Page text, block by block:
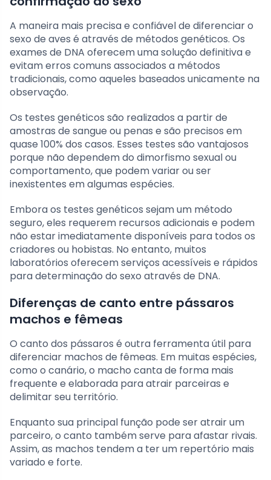
A maneira mais precisa e confiável de diferenciar o
sexo de aves é através de métodos genéticos. Os
exames de DNA oferecem uma solução definitiva e
evitam erros comuns associados a métodos
tradicionais, como aqueles baseados unicamente na
observação.
Os testes genéticos são realizados a partir de
amostras de sangue ou penas e são precisos em
quase 100% dos casos. Esses testes são vantajosos
porque não dependem do dimorfismo sexual ou
comportamento, que podem variar ou ser
inexistentes em algumas espécies.
Embora os testes genéticos sejam um método
seguro, eles requerem recursos adicionais e podem
não estar imediatamente disponíveis para todos os
criadores ou hobistas. No entanto, muitos
laboratórios oferecem serviços acessíveis e rápidos
para determinação do sexo através de DNA.
Diferenças de canto entre pássaros
machos e fêmeas
O canto dos pássaros é outra ferramenta útil para
diferenciar machos de fêmeas. Em muitas espécies,
como o canário, o macho canta de forma mais
frequente e elaborada para atrair parceiras e
delimitar seu território.
Enquanto sua principal função pode ser atrair um
parceiro, o canto também serve para afastar rivais.
Assim, as machos tendem a ter um repertório mais
variado e forte.